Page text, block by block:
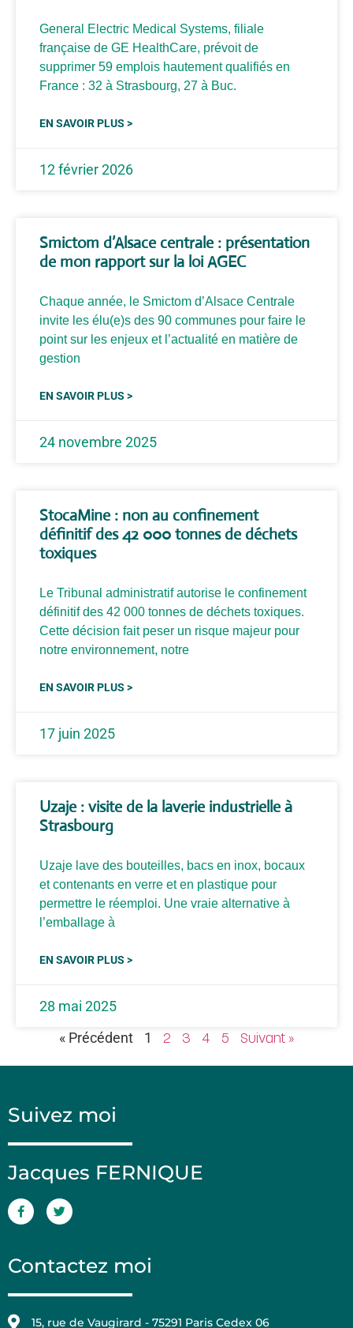
General Electric Medical Systems, filiale
française de GE HealthCare, prévoit de
supprimer 59 emplois hautement qualifiés en
France : 32 à Strasbourg, 27 à Buc.
EN SAVOIR PLUS >
12 février 2026
Smictom d’Alsace centrale : présentation
de mon rapport sur la loi AGEC
Chaque année, le Smictom d’Alsace Centrale
invite les élu(e)s des 90 communes pour faire le
point sur les enjeux et l’actualité en matière de
gestion
EN SAVOIR PLUS >
24 novembre 2025
StocaMine : non au confinement
définitif des 42 000 tonnes de déchets
toxiques
Le Tribunal administratif autorise le confinement
définitif des 42 000 tonnes de déchets toxiques.
Cette décision fait peser un risque majeur pour
notre environnement, notre
EN SAVOIR PLUS >
17 juin 2025
Uzaje : visite de la laverie industrielle à
Strasbourg
Uzaje lave des bouteilles, bacs en inox, bocaux
et contenants en verre et en plastique pour
permettre le réemploi. Une vraie alternative à
l’emballage à
EN SAVOIR PLUS >
28 mai 2025
« Précédent
1 2 3 4 5 Suivant »
Suivez moi
Jacques FERNIQUE
Contactez moi
15, rue de Vaugirard - 75291 Paris Cedex 06